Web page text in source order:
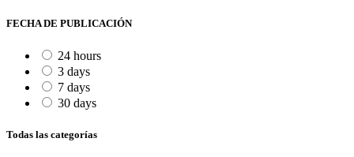
FECHA DE PUBLICACIÓN
24 hours
3 days
7 days
30 days
Todas las categorías